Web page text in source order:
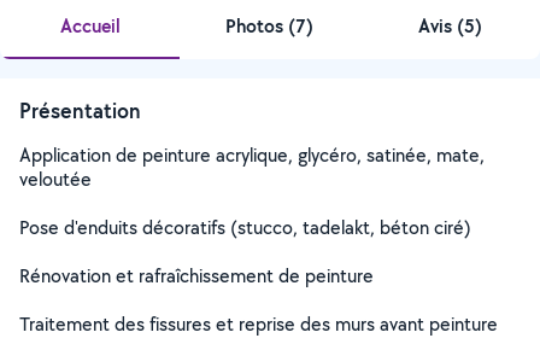
Accueil Photos (7) Avis (5)
Présentation
Application de peinture acrylique, glycéro, satinée, mate,
veloutée
Pose d'enduits décoratifs (stucco, tadelakt, béton ciré)
Rénovation et rafraîchissement de peinture
Traitement des fissures et reprise des murs avant peinture